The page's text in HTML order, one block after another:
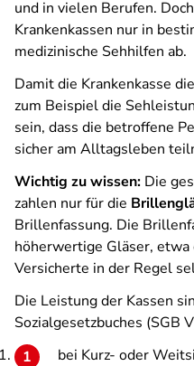
und in vielen Berufen.
Krankenkassen nur in
medizinische Sehhilfen ab.
Damit die Krankenkasse
zum Beispiel die
sein, dass die betroffene
sicher am Alltagsleben
Wichtig zu wissen: Die
zahlen nur für die
Brillenfassung. Die
höherwertige Gläser,
Versicherte in der Regel
Die Leistung der Kassen
Sozialgesetzbuches (SGB
bei Kurz- oder